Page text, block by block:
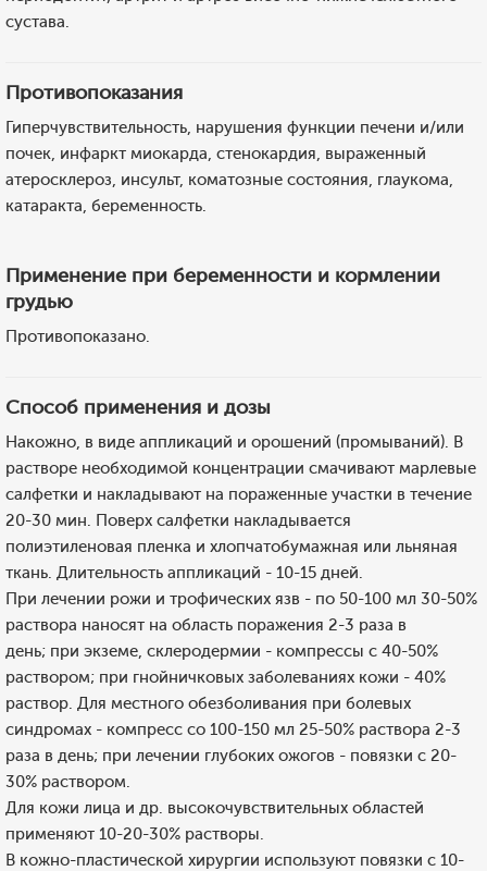
сустава.
Противопоказания
Гиперчувствительность, нарушения функции печени и/или
почек, инфаркт миокарда, стенокардия, выраженный
атеросклероз, инсульт, коматозные состояния, глаукома,
катаракта, беременность.
Применение при беременности и кормлении
грудью
Противопоказано.
Способ применения и дозы
Накожно, в виде аппликаций и орошений (промываний). В
растворе необходимой концентрации смачивают марлевые
салфетки и накладывают на пораженные участки в течение
20-30 мин. Поверх салфетки накладывается
полиэтиленовая пленка и хлопчатобумажная или льняная
ткань. Длительность аппликаций - 10-15 дней.
При лечении рожи и трофических язв - по 50-100 мл 30-50%
раствора наносят на область поражения 2-3 раза в
день; при экземе, склеродермии - компрессы с 40-50%
раствором; при гнойничковых заболеваниях кожи - 40%
раствор. Для местного обезболивания при болевых
синдромах - компресс со 100-150 мл 25-50% раствора 2-3
раза в день; при лечении глубоких ожогов - повязки с 20-
30% раствором.
Для кожи лица и др. высокочувствительных областей
применяют 10-20-30% растворы.
В кожно-пластической хирургии используют повязки с 10-